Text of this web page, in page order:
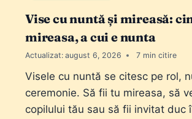
Vise cu nuntă și mireasă:
mireasa, a cui e nunta
Actualizat: august 6, 2026 7
Visele cu nuntă se citesc pe rol,
ceremonie. Să fii tu mireasa, să
copilului tău sau să fii invitat duc